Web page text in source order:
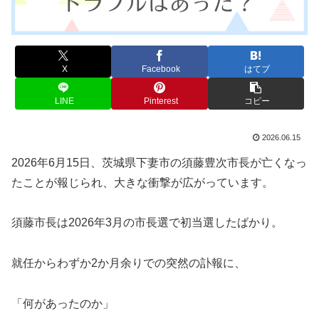
X Facebook はてブ
LINE Pinterest コピー
2026.06.15
2026年6月15日、茨城県下妻市の須藤豊次市長が亡くなっ
たことが報じられ、大きな衝撃が広がっています。
須藤市長は2026年3月の市長選で初当選したばかり。
就任からわずか2か月余りでの突然の訃報に、
「何があったのか」